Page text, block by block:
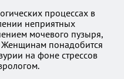
процессах в
неприятных
мочевого пузыря,
Женщинам понадобится
на фоне стрессов